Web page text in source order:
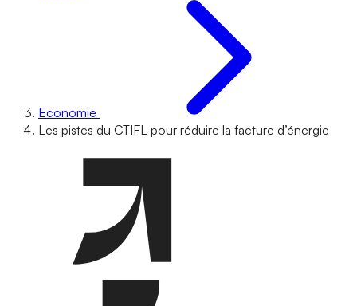
Economie
Les pistes du CTIFL pour réduire la facture d’énergie